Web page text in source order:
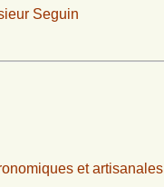
Seguin
et artisanales